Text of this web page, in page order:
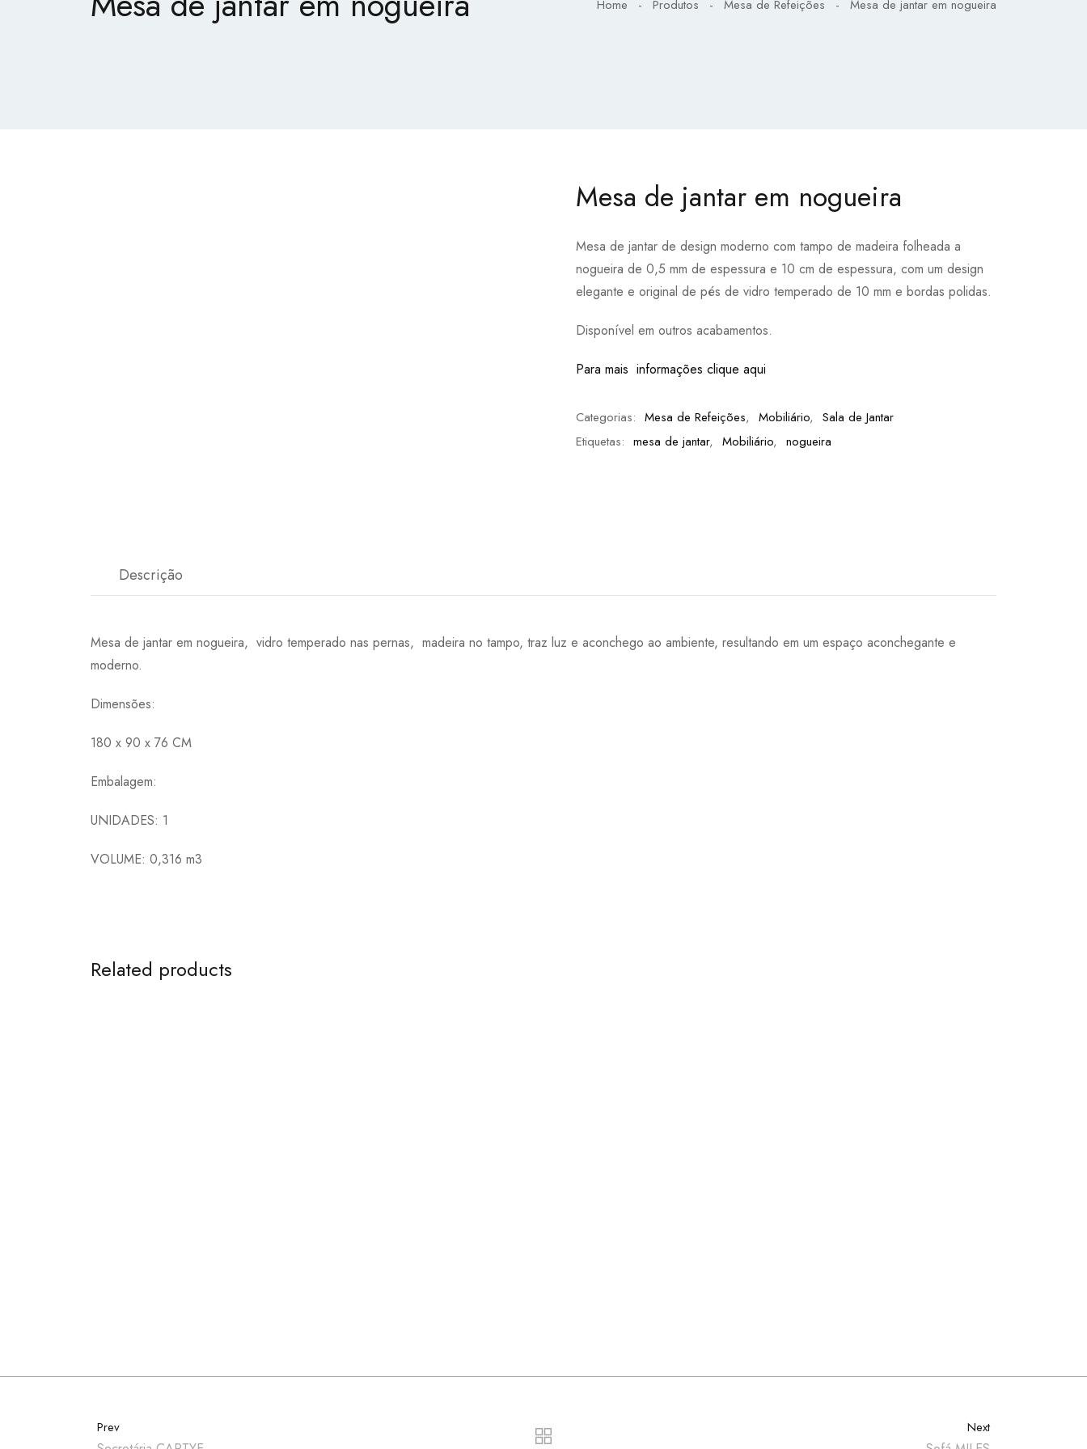
Home - Produtos - Mesa de Refeições - Mesa de jantar em nogueira
Mesa de jantar em nogueira
Mesa de jantar de design moderno com tampo de madeira folheada a
nogueira de 0,5 mm de espessura e 10 cm de espessura, com um design
elegante e original de pés de vidro temperado de 10 mm e bordas polidas.
Disponível em outros acabamentos.
Para mais informações clique aqui
Categorias: Mesa de Refeições, Mobiliário, Sala de Jantar
Etiquetas: mesa de jantar, Mobiliário, nogueira
Descrição
Mesa de jantar em nogueira, vidro temperado nas pernas, madeira no tampo, traz luz e aconchego ao ambiente, resultando em um espaço aconchegante e
moderno.
Dimensões:
180 x 90 x 76 CM
Embalagem:
UNIDADES: 1
VOLUME: 0,316 m3
Related products
Prev Next